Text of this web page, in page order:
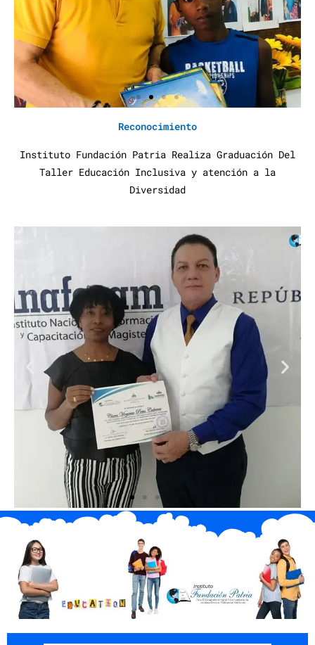
Reconocimiento
Instituto Fundación Patria Realiza Graduación Del
Taller Educación Inclusiva y atención a la
Diversidad